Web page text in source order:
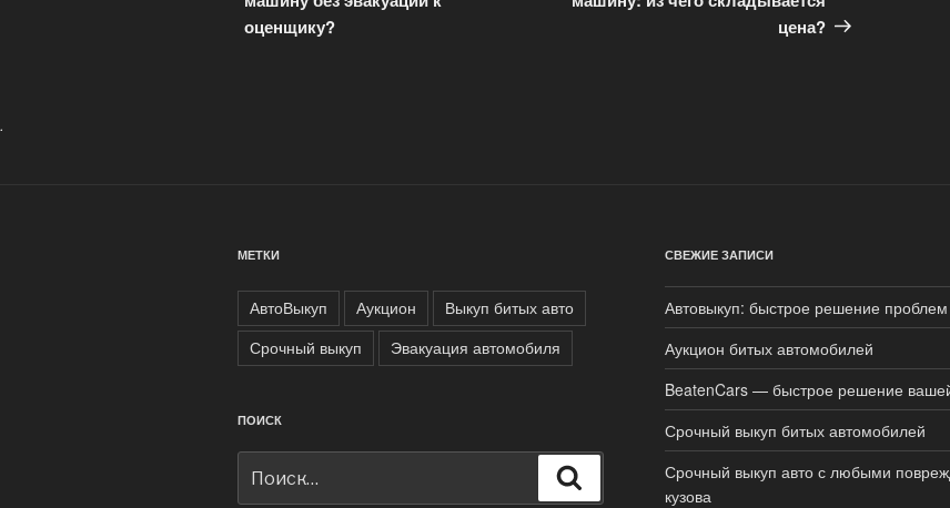
оценщику?
цена?
.
МЕТКИ
АвтоВыкуп Аукцион
Выкуп битых авто
Срочный выкуп
Эвакуация автомобиля
ПОИСК
СВЕЖИЕ ЗАПИСИ
Автовыкуп: быстрое решение
Аукцион битых автомобилей
BeatenCars — быстрое решение
Срочный выкуп битых автомобилей
Срочный выкуп авто с любыми
кузова